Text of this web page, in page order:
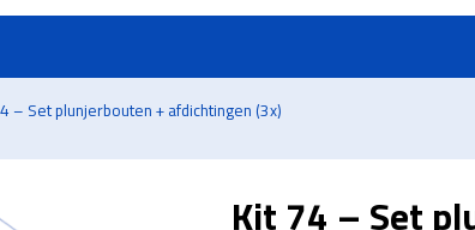
– Set plunjerbouten + afdichtingen (3x)
Kit 74 – Set